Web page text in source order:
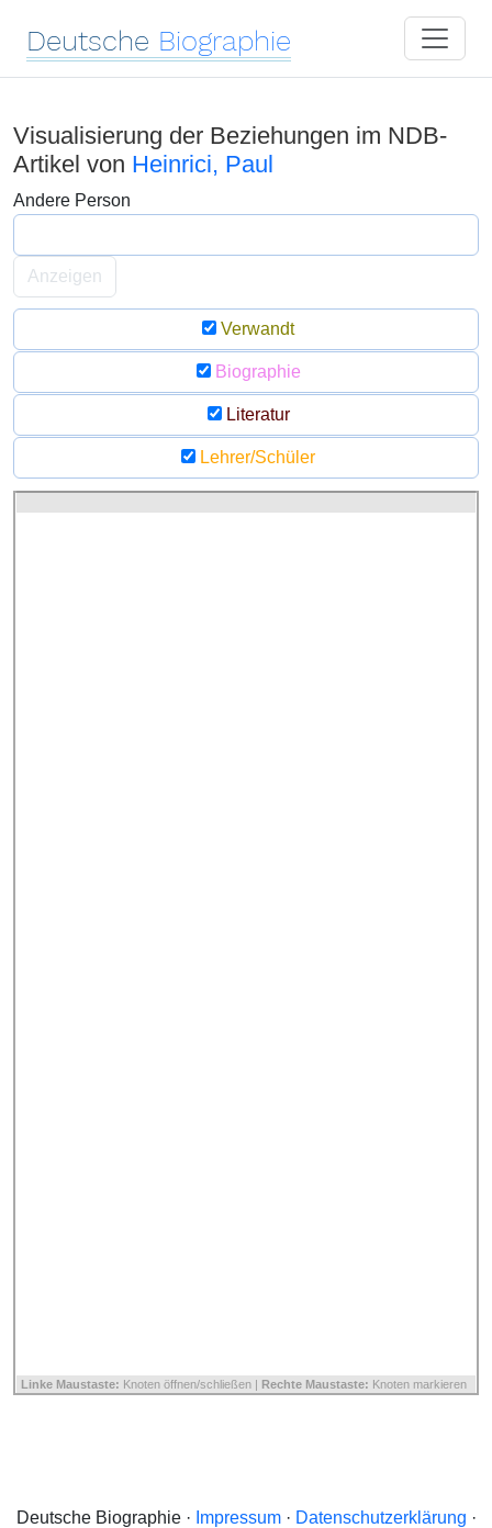
Deutsche Biographie
Visualisierung der Beziehungen im NDB-
Artikel von Heinrici, Paul
Andere Person
Anzeigen
Verwandt
Biographie
Literatur
Lehrer/Schüler
Linke Maustaste: Knoten öffnen/schließen | Rechte Maustaste: Knoten markieren
Deutsche Biographie · Impressum· Datenschutzerklärung ·